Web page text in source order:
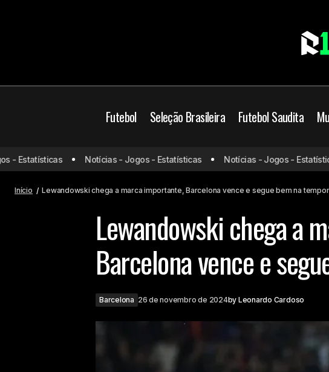
Futebol Seleção Brasileira Futebol Saudita
Arsenal massacra o Sporting fora de
casa, com gols brasileiros
Barcelona Lewandowski
Estatísticas Notícias - Jogos - Estatísticas Notícias - Jogos - Estatísticas
Início Lewandowski chega a marca importante, Barcelona vence e segue bem na
Lewandowski chega a
Barcelona vence e
Barcelona 26 de novembro de 2024by Leonardo Cardoso